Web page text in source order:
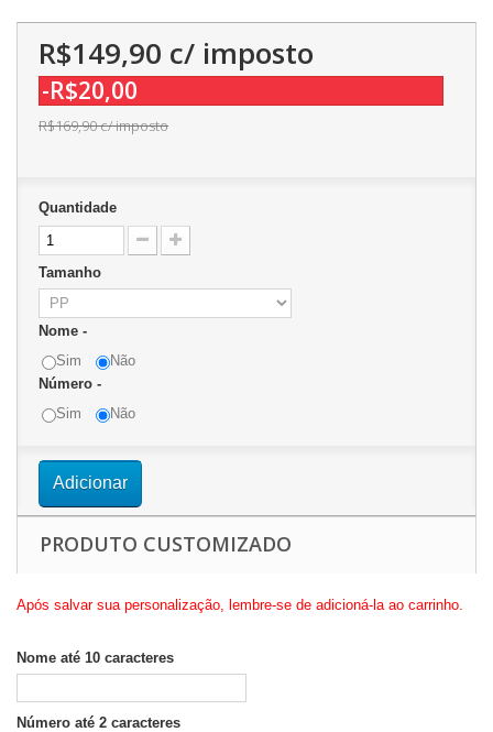
R$149,90 c/ imposto
-R$20,00
R$169,90c/ imposto
Quantidade
Tamanho
Nome -
Sim
Não
Número -
Sim
Não
Adicionar
PRODUTO CUSTOMIZADO
Após salvar sua personalização, lembre-se de adicioná-la ao carrinho.
Nome até 10 caracteres
Número até 2 caracteres